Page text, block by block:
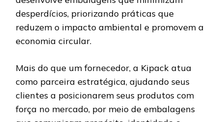
desperdícios, priorizando práticas que
reduzem o impacto ambiental e promovem a
economia circular.
Mais do que um fornecedor, a Kipack atua
como parceira estratégica, ajudando seus
clientes a posicionarem seus produtos com
força no mercado, por meio de embalagens